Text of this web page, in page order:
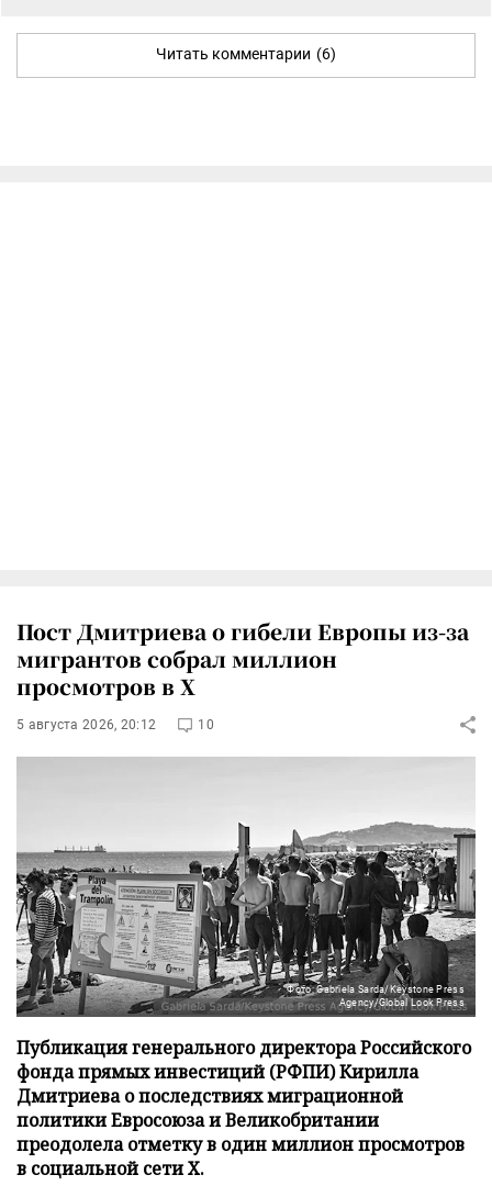
Читать комментарии (6)
Пост Дмитриева о гибели Европы из-за
мигрантов собрал миллион
просмотров в X
5 августа 2026, 20:12 10
Фото: Gabriela Sarda/Keystone Press
Agency/Global Look Press
Публикация генерального директора Российского
фонда прямых инвестиций (РФПИ) Кирилла
Дмитриева о последствиях миграционной
политики Евросоюза и Великобритании
преодолела отметку в один миллион просмотров
в социальной сети X.